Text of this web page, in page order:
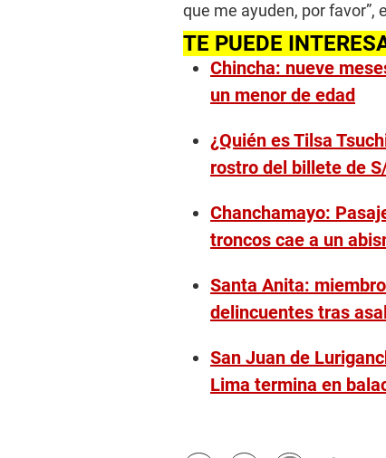
que me ayuden, por favor”,
TE PUEDE
Chincha: nueve
un menor de edad
¿Quién es Tilsa
rostro del billete de
Chanchamayo:
troncos cae a un
Santa Anita:
delincuentes tras
San Juan de
Lima termina en